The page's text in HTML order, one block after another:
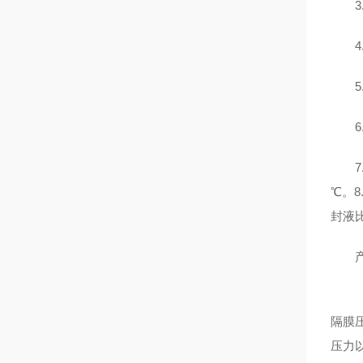
3.隔
4.
5.
6.
7.
℃。8.
封液
产
隔膜
压力